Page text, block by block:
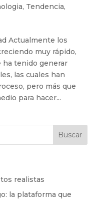
, Tendencia,
Actualmente los
muy rápido,
ha tenido generar
las cuales han
pero más que
para hacer...
realistas
la plataforma que